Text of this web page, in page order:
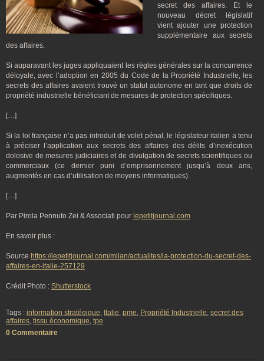
secret des affaires. Et le
nouveau décret législatif
vient ajouter une protection
supplémentaire aux secrets
des affaires.
Si auparavant les juges appliquaient les règles générales sur la concurrence
déloyale, avec l’adoption en 2005 du Code de la Propriété Industrielle, les
secrets des affaires avaient trouvé un statut autonome en tant que droits de
propriété industrielle bénéficiant de mesures de protection spécifiques.
[…]
Si la loi française n’a pas introduit de volet pénal, le législateur italien a tenu
à préciser l’application aux secrets des affaires des délits d’inexécution
dolosive de mesures judiciaires et de divulgation de secrets scientifiques ou
commerciaux (ce dernier puni d’emprisonnement jusqu’à deux ans,
augmentés en cas d’utilisation de moyens informatiques).
[…]
Par Pirola Pennuto Zei & Associati pour lepetitjournal.com
En savoir plus :
Source https://lepetitjournal.com/milan/actualites/la-protection-du-secret-des-
affaires-en-italie-257129
Crédit Photo : Shutterstock
Tags : information stratégique, Italie, pme, Propriété Industrielle, secret des
affaires, tissu économique, tpe
0 Commentaire